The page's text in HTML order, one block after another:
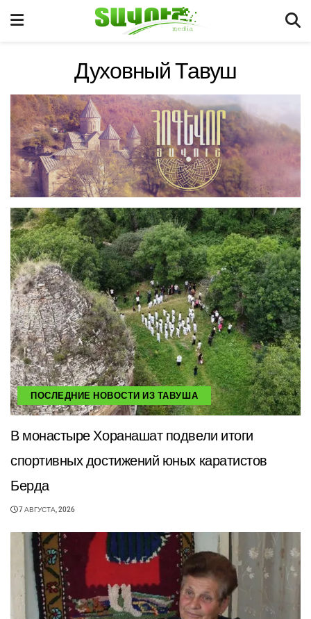
Духовный Тавуш
ПОСЛЕДНИЕ НОВОСТИ ИЗ ТАВУША
В монастыре Хоранашат подвели итоги
спортивных достижений юных каратистов
Берда
7 АВГУСТА, 2026